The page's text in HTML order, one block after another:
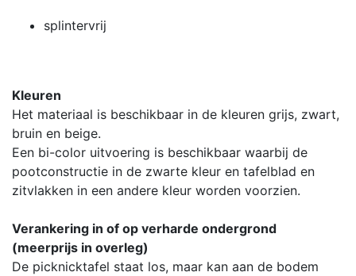
splintervrij
Kleuren
Het materiaal is beschikbaar in de kleuren grijs, zwart,
bruin en beige.
Een bi-color uitvoering is beschikbaar waarbij de
pootconstructie in de zwarte kleur en tafelblad en
zitvlakken in een andere kleur worden voorzien.
Verankering in of op verharde ondergrond
(meerprijs in overleg)
De picknicktafel staat los, maar kan aan de bodem